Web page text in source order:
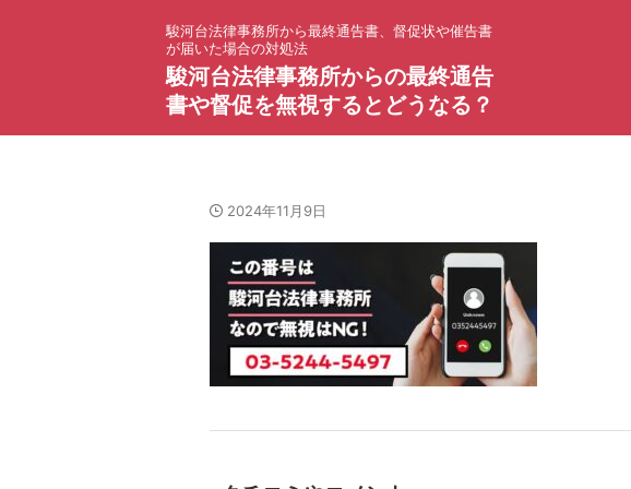
駿河台法律事務所から最終通告書、督促状や催告書
が届いた場合の対処法
駿河台法律事務所からの最終通告
書や督促を無視するとどうなる？
2024年11月9日